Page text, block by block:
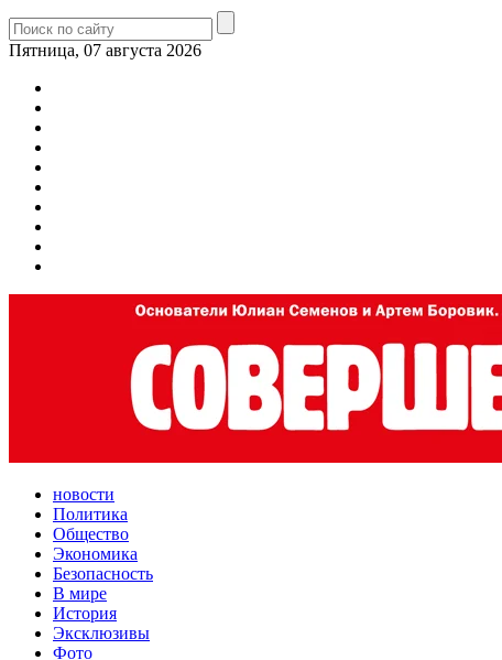
Пятница, 07 августа 2026
новости
Политика
Общество
Экономика
Безопасность
В мире
История
Эксклюзивы
Фото